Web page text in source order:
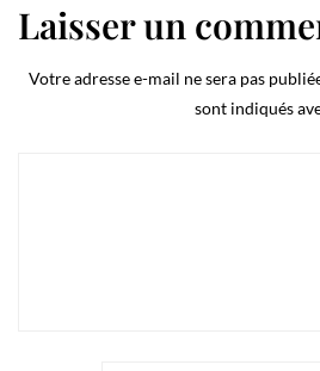
Laisser un
Votre adresse e-mail ne sera pas
sont indiqués